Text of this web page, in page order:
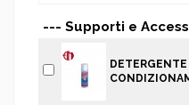
--- Supporti e